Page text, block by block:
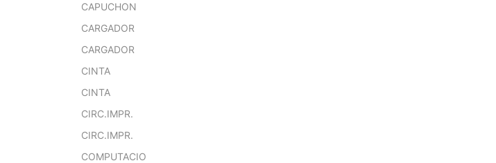
CAPUCHON
CARGADOR
CARGADOR
CINTA
CINTA
CIRC.IMPR.
CIRC.IMPR.
COMPUTACIO